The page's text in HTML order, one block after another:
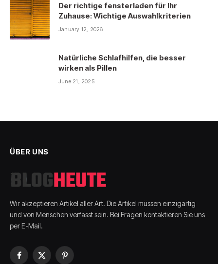
Der richtige fensterladen für Ihr
Zuhause: Wichtige Auswahlkriterien
January 12, 2026
Natürliche Schlafhilfen, die besser
wirken als Pillen
June 21, 2025
ÜBER UNS
Wir akzeptieren Artikel aller Art. Die Artikel müssen einzigartig
und von Menschen verfasst sein. Bei Fragen kontaktieren Sie uns
per E-Mail.
Facebook
X
Pinterest